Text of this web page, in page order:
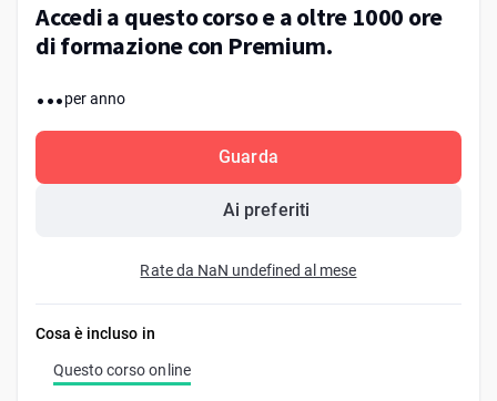
Accedi a questo corso e a oltre 1000 ore
di formazione con Premium.
...per anno
Guarda
Ai preferiti
Rate da NaN undefined al mese
Cosa è incluso in
Questo corso online